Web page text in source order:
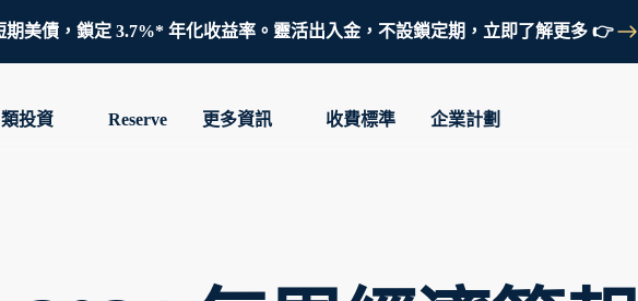
期美債，鎖定 3.7%* 年化收益率。靈活出入金，不設鎖定期，立即了解更多 👉
投資 Reserve 更多資訊 收費標準 企業計劃